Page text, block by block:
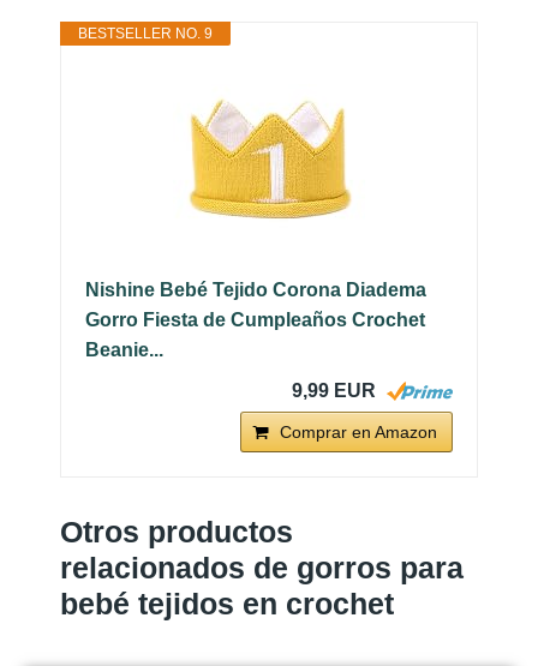
BESTSELLER NO. 9
Nishine Bebé Tejido Corona Diadema
Gorro Fiesta de Cumpleaños Crochet
Beanie...
9,99 EUR
Comprar en Amazon
Otros productos
relacionados de gorros para
bebé tejidos en crochet